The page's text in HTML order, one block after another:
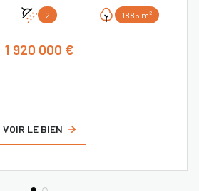
2 1885 m²
1 920 000 €
VOIR LE BIEN